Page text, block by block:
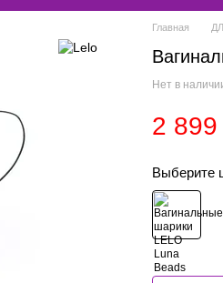
Главная
Нет в
2 899
Выберите